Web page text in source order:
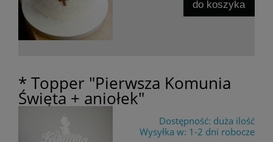
do koszyka
* Topper "Pierwsza Komunia
Święta + aniołek"
Dostępność: duża ilość
Wysyłka w: 1-2 dni robocze